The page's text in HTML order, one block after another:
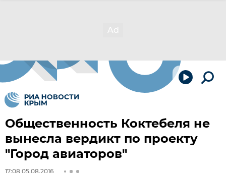
Общественность Коктебеля не
вынесла вердикт по проекту
"Город авиаторов"
17:08 05.08.2016